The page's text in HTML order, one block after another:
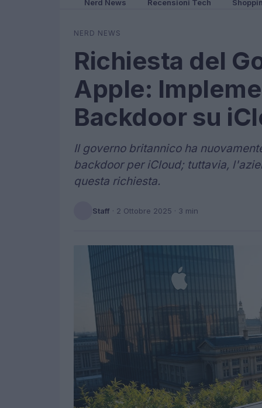
Nerd News Recensioni Tech
NERD NEWS
Richiesta del
Apple:
Backdoor su
Il governo britannico ha
backdoor per iCloud; tuttavia,
questa richiesta.
Staff · 2 Ottobre 2025 · 3 min